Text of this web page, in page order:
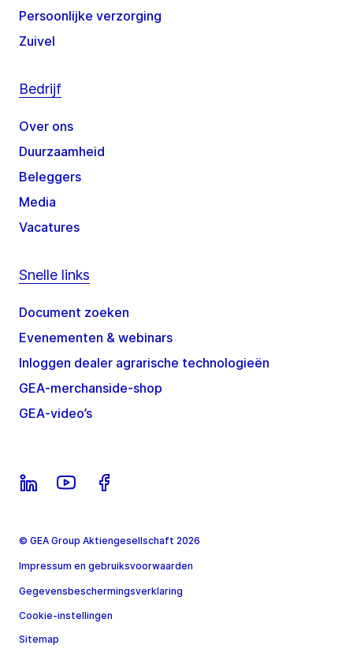
Persoonlijke verzorging
Zuivel
Bedrijf
Over ons
Duurzaamheid
Beleggers
Media
Vacatures
Snelle links
Document zoeken
Evenementen & webinars
Inloggen dealer agrarische technologieën
GEA-merchanside-shop
GEA-video’s
© GEA Group Aktiengesellschaft 2026
Impressum en gebruiksvoorwaarden
Gegevensbeschermingsverklaring
Cookie-instellingen
Sitemap